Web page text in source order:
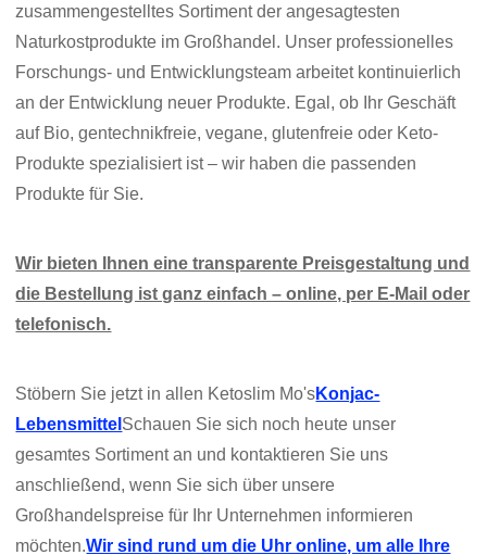
zusammengestelltes Sortiment der angesagtesten
Naturkostprodukte im Großhandel. Unser professionelles
Forschungs- und Entwicklungsteam arbeitet kontinuierlich
an der Entwicklung neuer Produkte. Egal, ob Ihr Geschäft
auf Bio, gentechnikfreie, vegane, glutenfreie oder Keto-
Produkte spezialisiert ist – wir haben die passenden
Produkte für Sie.
Wir bieten Ihnen eine transparente Preisgestaltung und
die Bestellung ist ganz einfach – online, per E-Mail oder
telefonisch.
Stöbern Sie jetzt in allen Ketoslim Mo'sKonjac-
Lebensmittel Schauen Sie sich noch heute unser
gesamtes Sortiment an und kontaktieren Sie uns
anschließend, wenn Sie sich über unsere
Großhandelspreise für Ihr Unternehmen informieren
möchten.Wir sind rund um die Uhr online, um alle Ihre